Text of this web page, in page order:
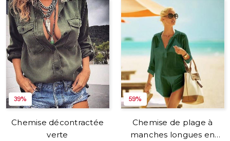
39%
Chemise décontractée
verte
59%
Chemise de plage à
manches longues en